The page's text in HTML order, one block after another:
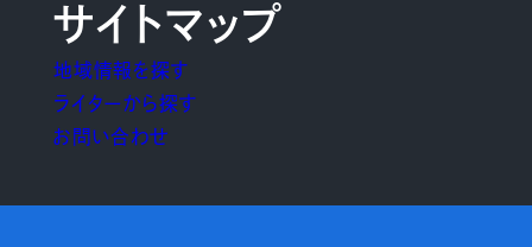
サイトマップ
地域情報を探す
ライターから探す
お問い合わせ